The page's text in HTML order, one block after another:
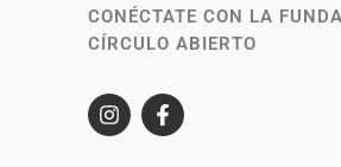
CONÉCTATE CON LA
CÍRCULO ABIERTO